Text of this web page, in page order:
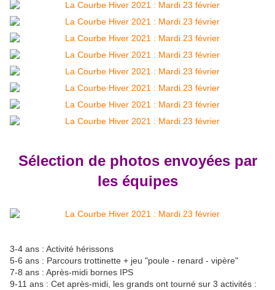
Sélection de photos envoyées par
les équipes
3-4 ans : Activité hérissons
5-6 ans : Parcours trottinette + jeu "poule - renard - vipère"
7-8 ans : Après-midi bornes IPS
9-11 ans : Cet après-midi, les grands ont tourné sur 3 activités :